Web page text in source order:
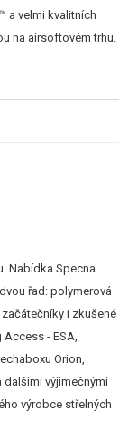
™ a velmi kvalitních
na airsoftovém trhu.
Specna Arms
vybalení z krabice
poškrábání.
Nabídka Specna
řad: polymerová
i zkušené
- ESA,
Orion,
dalšími výjimečnými
výrobce střelných